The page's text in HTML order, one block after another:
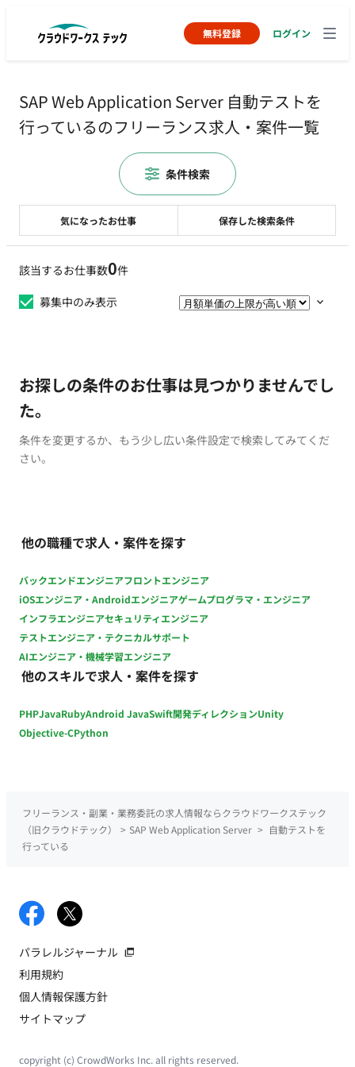
無料登録 ログイン
SAP Web Application Server 自動テストを
行っているのフリーランス求人・案件一覧
該当するお仕事数0件
募集中のみ表示
お探しの条件のお仕事は見つかりませんでし
た。
条件を変更するか、もう少し広い条件設定で検索してみてくだ
さい。
他の職種で求人・案件を探す
バックエンドエンジニアフロントエンジニア
iOSエンジニア・Androidエンジニアゲームプログラマ・エンジニア
インフラエンジニアセキュリティエンジニア
テストエンジニア・テクニカルサポート
AIエンジニア・機械学習エンジニア
他のスキルで求人・案件を探す
PHPJavaRubyAndroid JavaSwift開発ディレクションUnity
Objective-CPython
気になったお仕事 保存した検索条件
条件検索
フリーランス・副業・業務委託の求人情報ならクラウドワークステック
（旧クラウドテック）
> SAP Web Application Server > 自動テストを
行っている
パラレルジャーナル
利用規約
個人情報保護方針
サイトマップ
copyright (c) CrowdWorks Inc. all rights reserved.